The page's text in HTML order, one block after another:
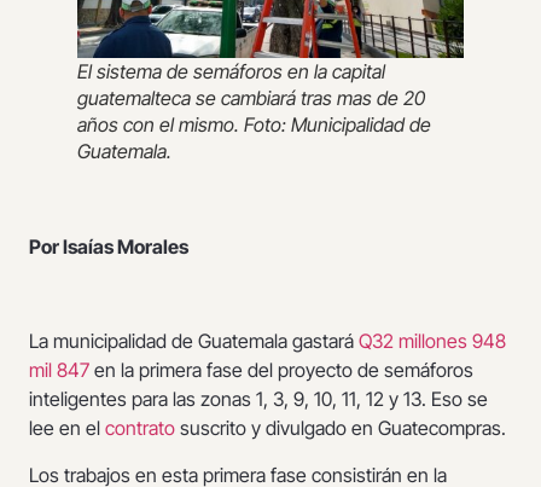
El sistema de semáforos en la capital
guatemalteca se cambiará tras mas de 20
años con el mismo. Foto: Municipalidad de
Guatemala.
Por Isaías Morales
La municipalidad de Guatemala gastará Q32 millones 948
mil 847 en la primera fase del proyecto de semáforos
inteligentes para las zonas 1, 3, 9, 10, 11, 12 y 13. Eso se
lee en el contrato suscrito y divulgado en Guatecompras.
Los trabajos en esta primera fase consistirán en la